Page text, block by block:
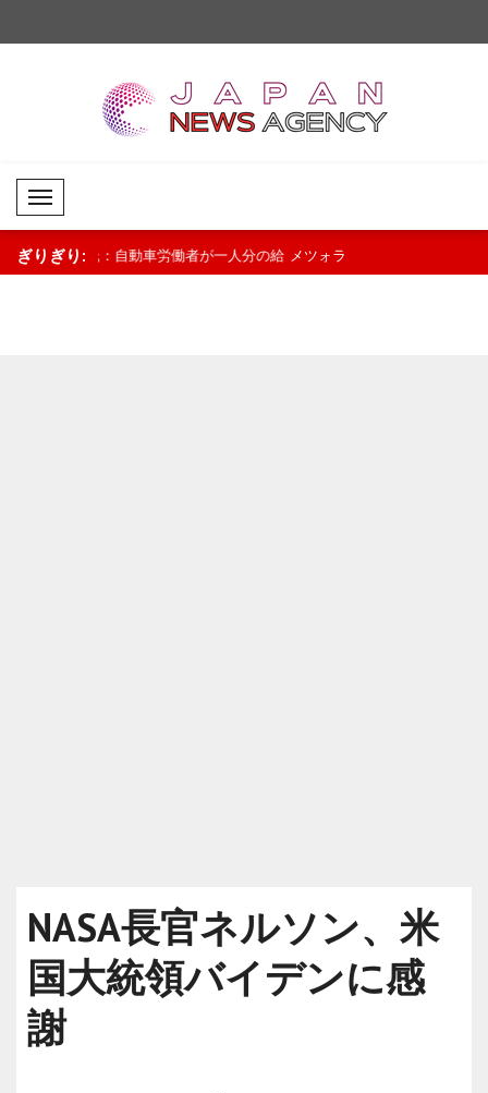
Mobil Menü
ぎりぎり:
一人分の給 メツォラ氏：私たちの文化と伝統を次
NASA長官ネルソン、米
国大統領バイデンに感
謝